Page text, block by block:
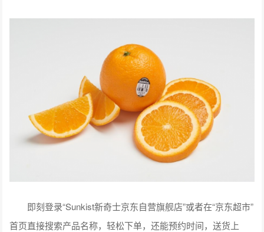
即刻登录“Sunkist新奇士京东自营旗舰店”或者在“京东超市”
首页直接搜索产品名称，轻松下单，还能预约时间，送货上